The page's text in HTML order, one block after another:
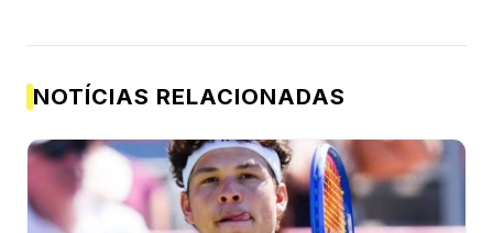
NOTÍCIAS RELACIONADAS